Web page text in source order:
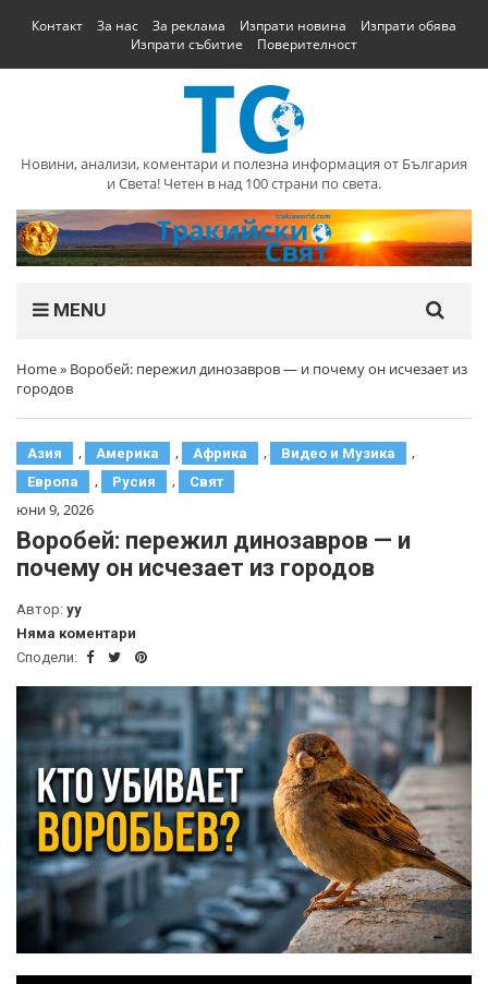
Контакт За нас За реклама Изпрати новина
Изпрати обява
Изпрати събитие
Поверителност
Новини, анализи, коментари и полезна информация от България
и Света! Четен в над 100 страни по света.
MENU
Home» Воробей: пережил динозавров — и почему он исчезает из
городов
Азия , Америка , Африка , Видео и Музика ,
Европа , Русия , Свят
юни 9, 2026
Воробей: пережил динозавров — и
почему он исчезает из городов
Автор: yy
Няма коментари
Сподели: